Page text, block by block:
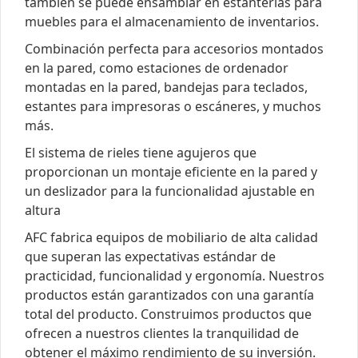
muebles para el almacenamiento de inventarios.
Combinación perfecta para accesorios montados
en la pared, como estaciones de ordenador
montadas en la pared, bandejas para teclados,
estantes para impresoras o escáneres, y muchos
más.
El sistema de rieles tiene agujeros que
proporcionan un montaje eficiente en la pared y
un deslizador para la funcionalidad ajustable en
altura
AFC fabrica equipos de mobiliario de alta calidad
que superan las expectativas estándar de
practicidad, funcionalidad y ergonomía. Nuestros
productos están garantizados con una garantía
total del producto. Construimos productos que
ofrecen a nuestros clientes la tranquilidad de
obtener el máximo rendimiento de su inversión.